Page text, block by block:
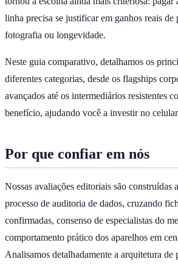
linha precisa se justificar em ganhos reais de
fotografia ou longevidade.
Neste guia comparativo, detalhamos os
diferentes categorias, desde os flagships
avançados até os intermediários resistentes
benefício, ajudando você a investir no
Por que confiar em nós
Nossas avaliações editoriais são construídas
processo de auditoria de dados, cruzando
confirmadas, consenso de especialistas do
comportamento prático dos aparelhos em
Analisamos detalhadamente a arquitetura de